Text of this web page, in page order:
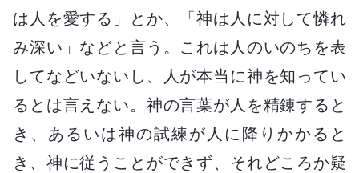
は人を愛する」とか、「神は人に対して憐れ
み深い」などと言う。これは人のいのちを表
してなどいないし、人が本当に神を知ってい
るとは言えない。神の言葉が人を精錬すると
き、あるいは神の試練が人に降りかかると
き、神に従うことができず、それどころか疑